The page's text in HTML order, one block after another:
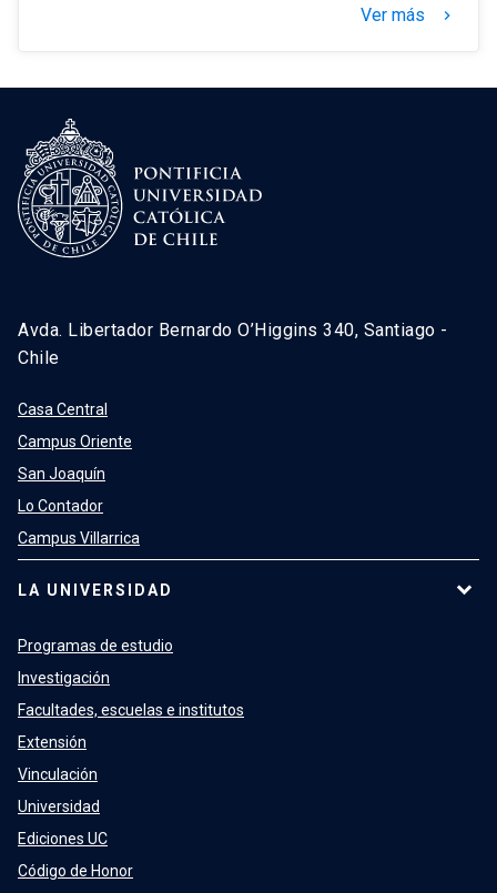
Ver más keyboard_arrow_right
Avda. Libertador Bernardo O’Higgins 340, Santiago -
Chile
Casa Central
Campus Oriente
San Joaquín
Lo Contador
Campus Villarrica
LA UNIVERSIDAD
Programas de estudio
Investigación
Facultades, escuelas e institutos
Extensión
Vinculación
Universidad
Ediciones UC
Código de Honor